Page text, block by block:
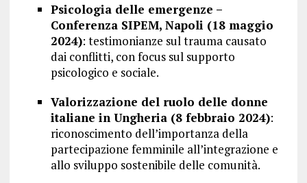
Psicologia delle emergenze –
Conferenza SIPEM, Napoli (18 maggio
2024): testimonianze sul trauma causato
dai conflitti, con focus sul supporto
psicologico e sociale.
Valorizzazione del ruolo delle donne
italiane in Ungheria (8 febbraio 2024):
riconoscimento dell’importanza della
partecipazione femminile all’integrazione e
allo sviluppo sostenibile delle comunità.